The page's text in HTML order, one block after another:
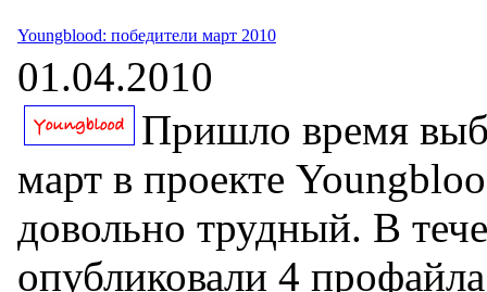
Youngblood: победители март 2010
01.04.2010
Пришло время
март в проекте
довольно трудный. В
опубликовали 4